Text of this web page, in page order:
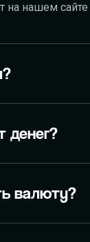
на нашем сайте
денег?
валюту?